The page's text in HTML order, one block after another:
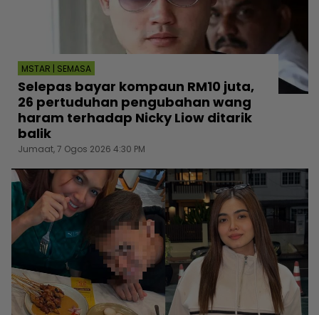
MSTAR | SEMASA
Selepas bayar kompaun RM10 juta,
26 pertuduhan pengubahan wang
haram terhadap Nicky Liow ditarik
balik
Jumaat, 7 Ogos 2026 4:30 PM